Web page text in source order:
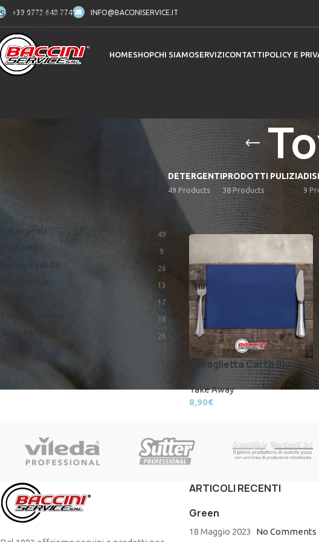
Skip to navigation
Skip to main content
+39 0773 648 774 INFO@BACCINISERVICE.IT
HOMESHOPCHI SIAMOSERVIZICONTATTIPOLICY E
DETERGENTI
49 Products
PRODOTTI PULIZIA
38 Products 9
CATEGORIE PRODOTTO
Detergenti 49
Dispenser 9
Igiene e salute 26
Kit Cortesia 13
17
38
26
Prodotti taggati
Tovaglietta Carta Blu
Take Away
8,90€
ARTICOLI RECENTI
Green
18 Maggio 2023 No Comments